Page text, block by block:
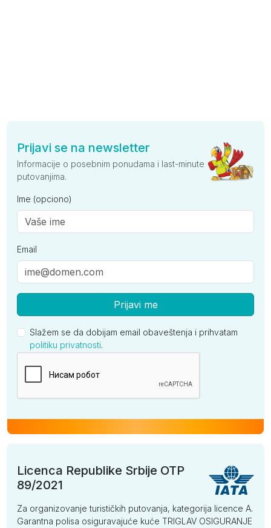
Prijavi se na newsletter
Informacije o posebnim ponudama i last-minute
putovanjima.
Ime (opciono)
Email
Prijavi me
Slažem se da dobijam email obaveštenja i prihvatam
politiku privatnosti.
Licenca Republike Srbije OTP
89/2021
Za organizovanje turističkih putovanja, kategorija licence A.
Garantna polisa osiguravajuće kuće TRIGLAV OSIGURANJE